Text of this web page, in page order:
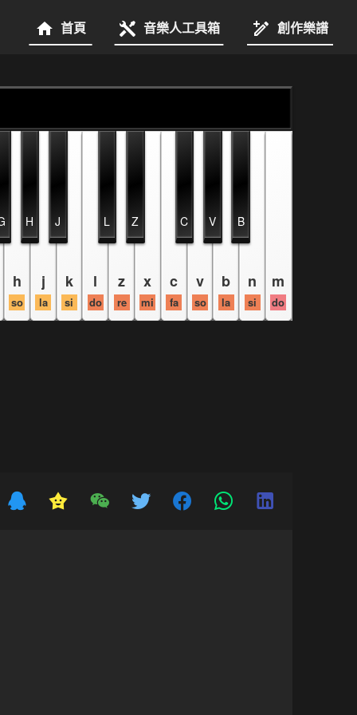
首頁 音樂人工具箱 創作樂譜
h
so
j
la
k
si
l
do
z
re
x
mi
c
fa
v
so
b
la
n
si
m
do
H J L Z C V B